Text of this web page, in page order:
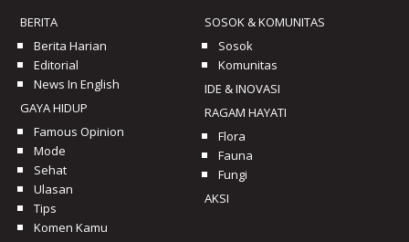
BERITA
Berita Harian
Editorial
News In English
GAYA HIDUP
Famous Opinion
Mode
Sehat
Ulasan
Tips
Komen Kamu
SOSOK & KOMUNITAS
Sosok
Komunitas
IDE & INOVASI
RAGAM HAYATI
Flora
Fauna
Fungi
AKSI